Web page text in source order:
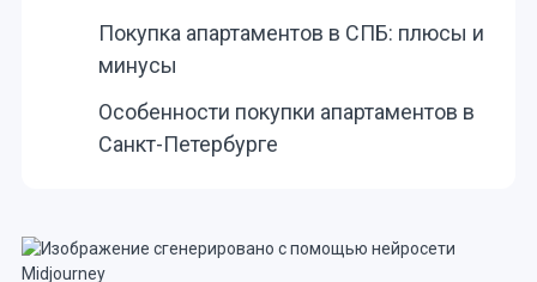
Покупка апартаментов в СПБ: плюсы и
минусы
Особенности покупки апартаментов в
Санкт-Петербурге